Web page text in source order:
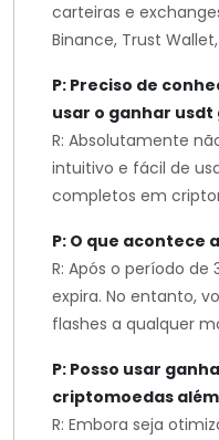
carteiras e
Binance, Trust
P: Preciso de
usar o ganhar usdt
R: Absolutamente
intuitivo e fácil de
completos em
P: O que acontece
R: Após o período de
expira. No entanto,
flashes a qualquer
P: Posso usar
criptomoedas além
R: Embora seja